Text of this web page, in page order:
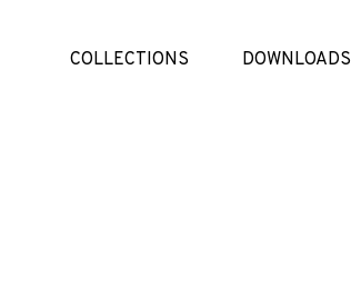
COLLECTIONS DOWNLOADS